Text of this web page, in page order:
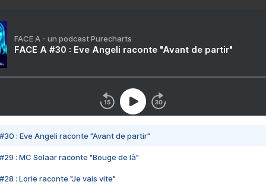
FACE A - un podcast Purecharts
FACE A #30 : Eve Angeli raconte "Avant de partir"
#30 : Eve Angeli raconte "Avant de partir"
#29 : MC Solaar raconte "Bouge de là"
#28 : Lorie raconte "Je vais vite"